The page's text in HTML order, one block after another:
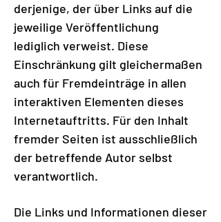
derjenige, der über Links auf die
jeweilige Veröffentlichung
lediglich verweist. Diese
Einschränkung gilt gleichermaßen
auch für Fremdeinträge in allen
interaktiven Elementen dieses
Internetauftritts. Für den Inhalt
fremder Seiten ist ausschließlich
der betreffende Autor selbst
verantwortlich.
Die Links und Informationen dieser